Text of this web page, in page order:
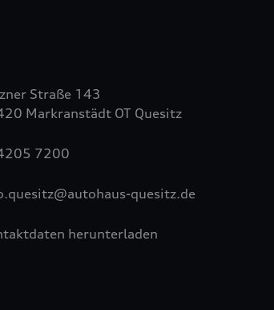
Straße 143
Markranstädt OT Quesitz
7200
quesitz.de
herunterladen